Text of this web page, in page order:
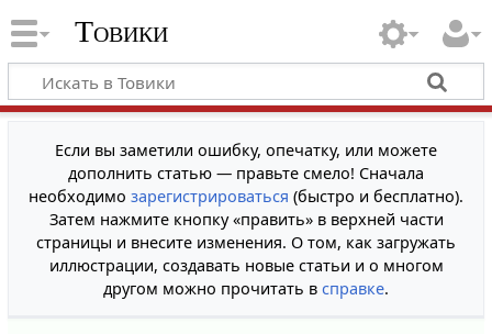
Товики
Если вы заметили ошибку, опечатку, или можете
дополнить статью — правьте смело! Сначала
необходимо зарегистрироваться (быстро и бесплатно).
Затем нажмите кнопку «править» в верхней части
страницы и внесите изменения. О том, как загружать
иллюстрации, создавать новые статьи и о многом
другом можно прочитать в справке.